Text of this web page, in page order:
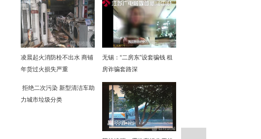
凌晨起火消防栓不出水 商铺
年货过火损失严重
无锡：“二房东”设套骗钱 租
房诈骗套路深
拒绝二次污染 新型清洁车助
力城市垃圾分类